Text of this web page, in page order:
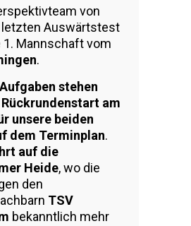
von
letzten Auswärtstest
1. Mannschaft vom
.
stehen
am
unsere beiden
dem Terminplan.
auf die
Heide, wo die
den
TSV
bekanntlich mehr